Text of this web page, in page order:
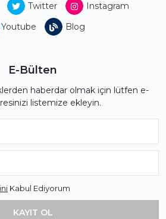
Twitter
Instagram
Youtube
Blog
E-Bülten
haberdar olmak için lütfen e-
listemize ekleyin.
Kabul Ediyorum